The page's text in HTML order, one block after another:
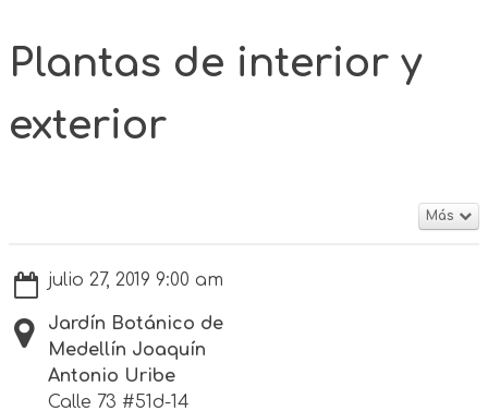
Plantas de interior y
exterior
Más
julio 27, 2019 9:00 am
Jardín Botánico de
Medellín Joaquín
Antonio Uribe
Calle 73 #51d-14